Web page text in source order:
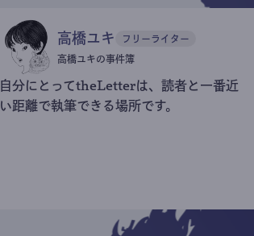
高橋ユキ フリーライター
高橋ユキの事件簿
自分にとってtheLetterは、読者と一番近
い距離で執筆できる場所です。